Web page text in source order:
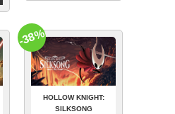
HOLLOW KNIGHT:
SILKSONG
-38%